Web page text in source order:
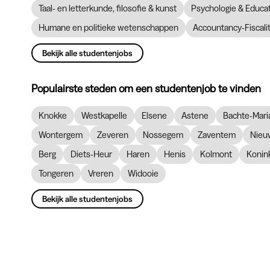
Taal- en letterkunde, filosofie & kunst
Psychologie &
Humane en politieke wetenschappen
Accountancy-
Bekijk alle studentenjobs
Populairste steden om een studentenjob te vinden
Knokke Westkapelle Elsene Astene
Bachte-
Wontergem
Zeveren Nossegem Zaventem
Berg
Diets-Heur Haren Henis Kolmont
Tongeren
Vreren Widooie
Bekijk alle studentenjobs